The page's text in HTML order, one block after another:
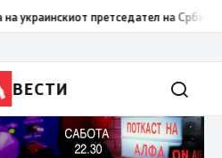
претседател на Србија:
ВЕСТИ